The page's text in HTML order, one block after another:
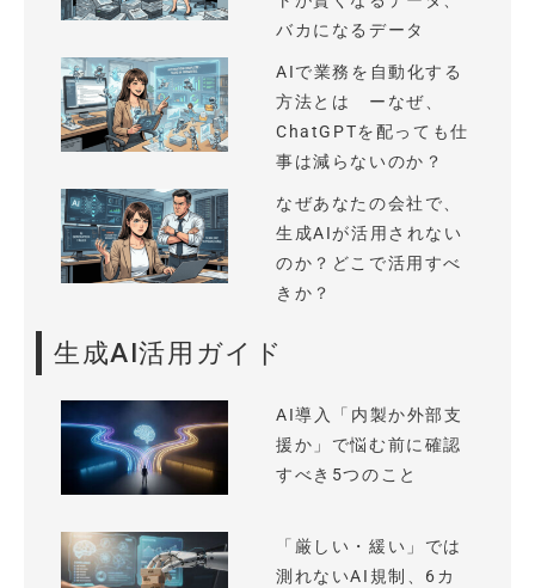
バカになるデータ
AIで業務を自動化する
方法とは ーなぜ、
ChatGPTを配っても仕
事は減らないのか？
なぜあなたの会社で、
生成AIが活用されない
のか？どこで活用すべ
きか？
生成AI活用ガイド
AI導入「内製か外部支
援か」で悩む前に確認
すべき5つのこと
「厳しい・緩い」では
測れないAI規制、6カ